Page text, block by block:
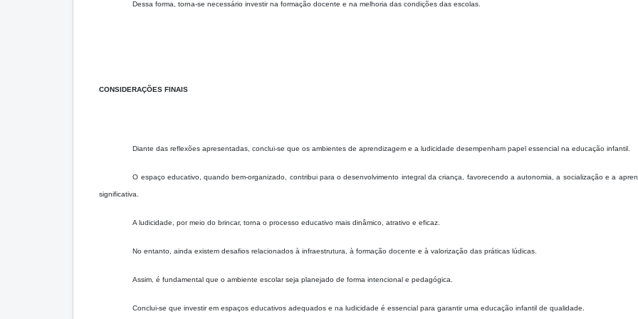
Dessa forma, torna-se necessário investir na formação docente e na melhoria das condições das escolas.
CONSIDERAÇÕES FINAIS
Diante das reflexões apresentadas, conclui-se que os ambientes de aprendizagem e a ludicidade desempenham papel essencial na educação infantil.
O espaço educativo, quando bem-organizado, contribui para o desenvolvimento integral da criança, favorecendo a autonomia, a socialização e a
significativa.
A ludicidade, por meio do brincar, torna o processo educativo mais dinâmico, atrativo e eficaz.
No entanto, ainda existem desafios relacionados à infraestrutura, à formação docente e à valorização das práticas lúdicas.
Assim, é fundamental que o ambiente escolar seja planejado de forma intencional e pedagógica.
Conclui-se que investir em espaços educativos adequados e na ludicidade é essencial para garantir uma educação infantil de qualidade.